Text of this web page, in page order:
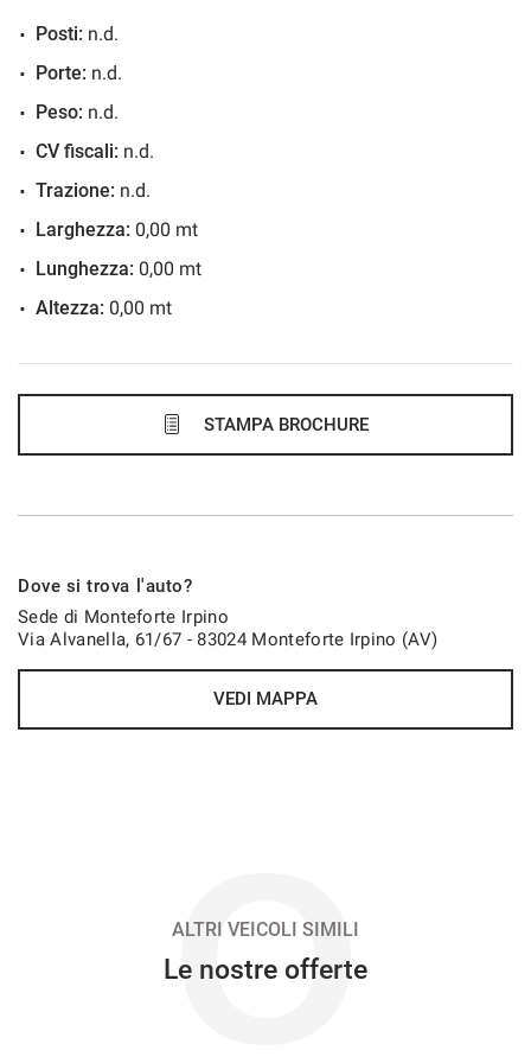
48 Mesi
302€/mese
36 Mesi
306€/mese
36 Mesi
VEDI
314€/mese
Posti: n.d.
Porte: n.d.
Peso: n.d.
CV fiscali: n.d.
Trazione: n.d.
Larghezza: 0,00 mt
Lunghezza: 0,00 mt
Altezza: 0,00 mt
STAMPA BROCHURE
Dove si trova l'auto?
Sede di Monteforte Irpino
Via Alvanella, 61/67 - 83024 Monteforte Irpino (AV)
VEDI MAPPA
O
ALTRI VEICOLI SIMILI
Le nostre offerte